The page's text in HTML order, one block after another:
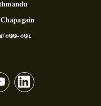
०७७-०७८